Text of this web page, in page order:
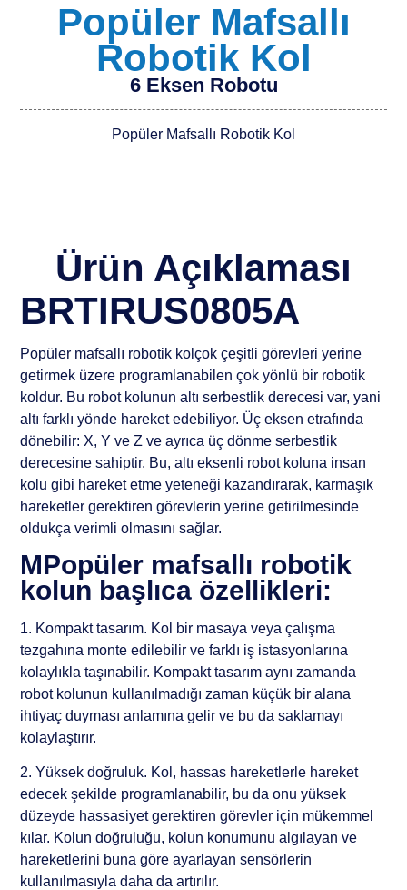
Popüler Mafsallı
Robotik Kol
6 Eksen Robotu
Popüler Mafsallı Robotik Kol
Ürün Açıklaması
BRTIRUS0805A
Popüler mafsallı robotik kolçok çeşitli görevleri yerine
getirmek üzere programlanabilen çok yönlü bir robotik
koldur. Bu robot kolunun altı serbestlik derecesi var, yani
altı farklı yönde hareket edebiliyor. Üç eksen etrafında
dönebilir: X, Y ve Z ve ayrıca üç dönme serbestlik
derecesine sahiptir. Bu, altı eksenli robot koluna insan
kolu gibi hareket etme yeteneği kazandırarak, karmaşık
hareketler gerektiren görevlerin yerine getirilmesinde
oldukça verimli olmasını sağlar.
MPopüler mafsallı robotik
kolun başlıca özellikleri:
1. Kompakt tasarım. Kol bir masaya veya çalışma
tezgahına monte edilebilir ve farklı iş istasyonlarına
kolaylıkla taşınabilir. Kompakt tasarım aynı zamanda
robot kolunun kullanılmadığı zaman küçük bir alana
ihtiyaç duyması anlamına gelir ve bu da saklamayı
kolaylaştırır.
2. Yüksek doğruluk. Kol, hassas hareketlerle hareket
edecek şekilde programlanabilir, bu da onu yüksek
düzeyde hassasiyet gerektiren görevler için mükemmel
kılar. Kolun doğruluğu, kolun konumunu algılayan ve
hareketlerini buna göre ayarlayan sensörlerin
kullanılmasıyla daha da artırılır.